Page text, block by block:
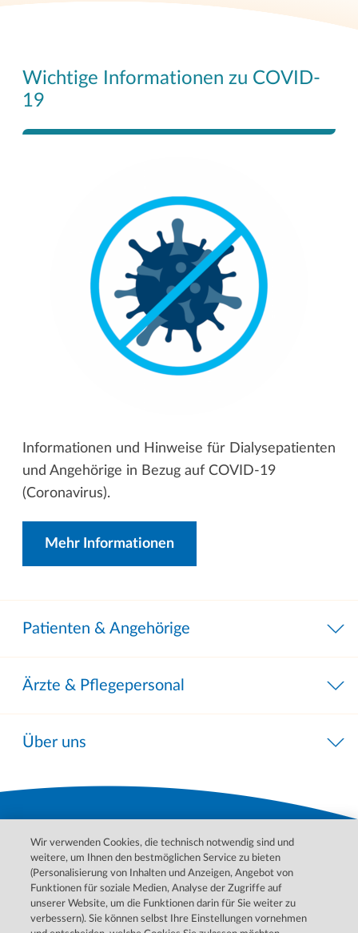
Wichtige Informationen zu COVID-
19
Informationen und Hinweise für Dialysepatienten
und Angehörige in Bezug auf COVID-19
(Coronavirus).
Mehr Informationen
Patienten & Angehörige
Ärzte & Pflegepersonal
Über uns
Bitte wenden Sie sich für Behandlungen, Diagnosen und
Wir verwenden Cookies, die technisch notwendig sind und
weitere, um Ihnen den bestmöglichen Service zu bieten
(Personalisierung von Inhalten und Anzeigen, Angebot von
Funktionen für soziale Medien, Analyse der Zugriffe auf
unserer Website, um die Funktionen darin für Sie weiter zu
verbessern). Sie können selbst Ihre Einstellungen vornehmen